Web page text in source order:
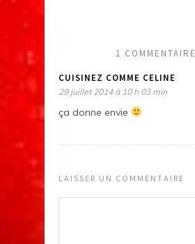
1 COMMENTAIRE
CUISINEZ COMME CELINE
29 juillet 2014 à 10 h 03 min
ça donne envie
LAISSER UN COMMENTAIRE